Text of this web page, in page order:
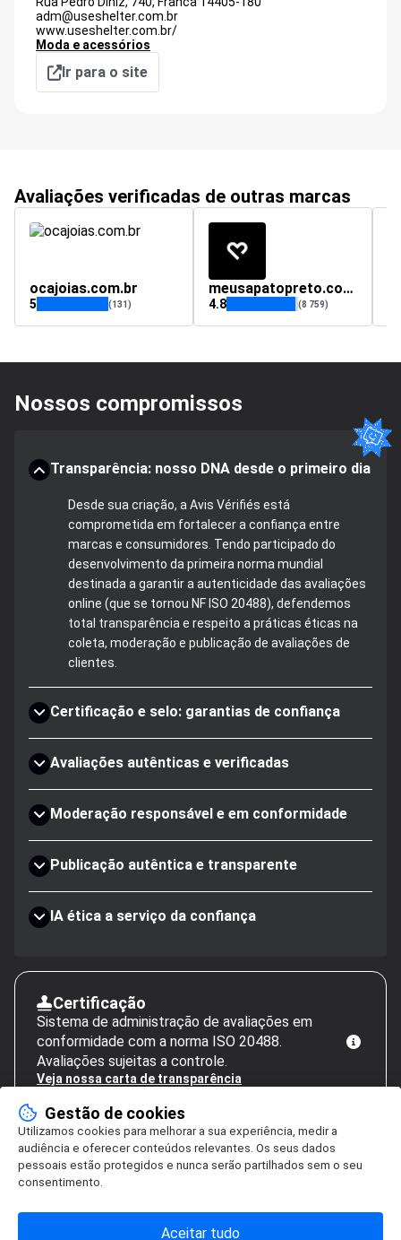
adm@useshelter.com.br
www.useshelter.com.br/
Moda e acessórios
Ir para o site
Avaliações verificadas de outras marcas
ocajoias.com.br
5 (131)
meusapatopreto.com.br
4.8 (8 759)
Nossos compromissos
Transparência: nosso DNA desde o primeiro dia
Desde sua criação, a Avis Vérifiés está
comprometida em fortalecer a confiança entre
marcas e consumidores. Tendo participado do
desenvolvimento da primeira norma mundial
destinada a garantir a autenticidade das avaliações
online (que se tornou NF ISO 20488), defendemos
total transparência e respeito a práticas éticas na
coleta, moderação e publicação de avaliações de
clientes.
Certificação e selo: garantias de confiança
Avaliações autênticas e verificadas
Moderação responsável e em conformidade
Publicação autêntica e transparente
IA ética a serviço da confiança
Certificação
Sistema de administração de avaliações em
conformidade com a norma ISO 20488.
Avaliações sujeitas a controle.
Veja nossa carta de transparência
Gestão de cookies
Utilizamos cookies para melhorar a sua experiência, medir a
audiência e oferecer conteúdos relevantes. Os seus dados
pessoais estão protegidos e nunca serão partilhados sem o seu
consentimento.
Aceitar tudo